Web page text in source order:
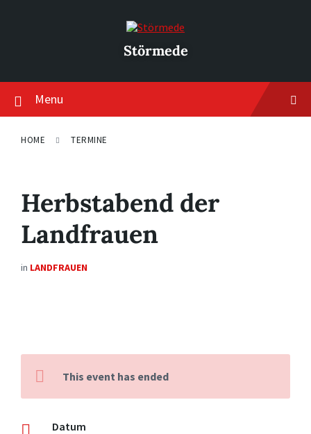
Störmede
Menu
HOME TERMINE
Herbstabend der
Landfrauen
in LANDFRAUEN
This event has ended
Datum